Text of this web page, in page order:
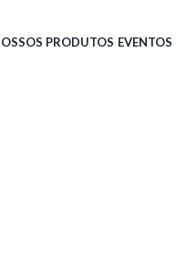
PRODUTOS EVENTOS